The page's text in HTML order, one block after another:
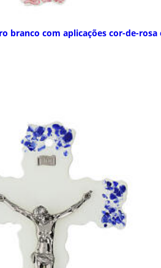
branco com aplicações cor-de-rosa